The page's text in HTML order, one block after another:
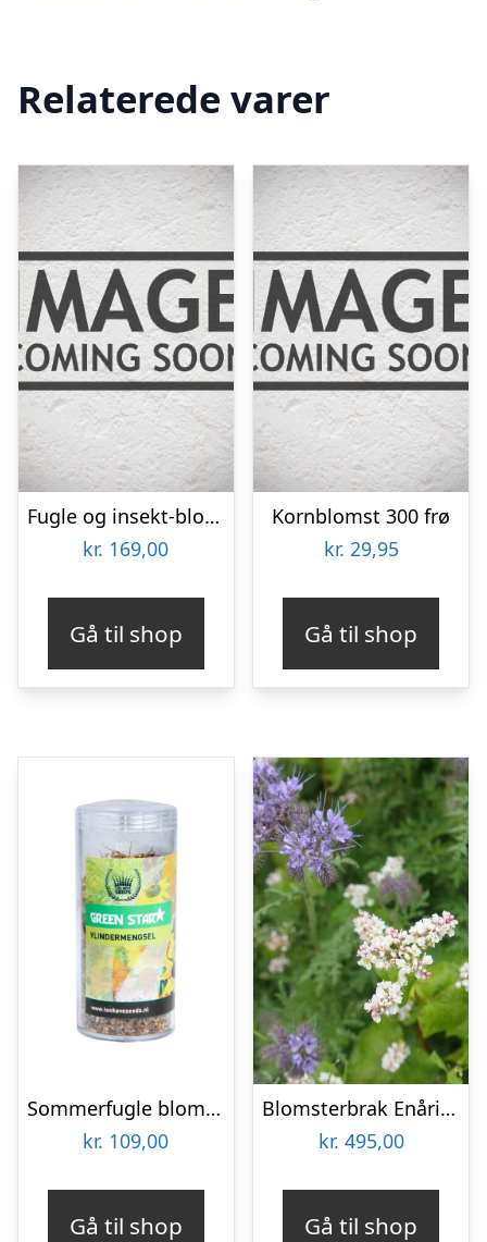
Relaterede varer
Fugle og insekt-blomsterblanding 30m2
kr. 169,00
Gå til shop
Kornblomst 300 frø
kr. 29,95
Gå til shop
Sommerfugle blomsterblanding – 50 m2
kr. 109,00
Gå til shop
Blomsterbrak Enårig 10 kg
kr. 495,00
Gå til shop